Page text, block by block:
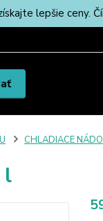
lepšie ceny.
CHLADIACE
l